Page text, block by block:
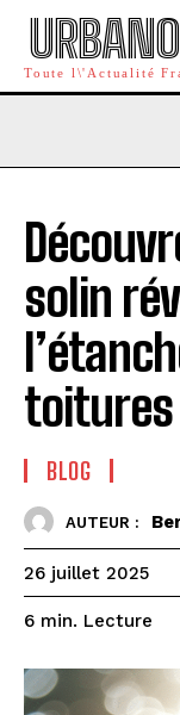
Toute l\'Actualité
solin
toitures
BLOG
AUTEUR :
26 juillet 2025
6 min. Lecture